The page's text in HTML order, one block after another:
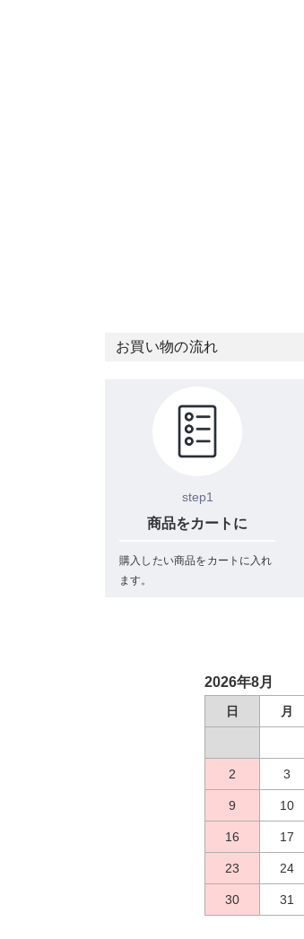
お買い物の流れ
step1
商品をカートに
購入したい商品をカートに入れ
ます。
2026年8月
日 月
2 3
9 10
16 17
23 24
30 31